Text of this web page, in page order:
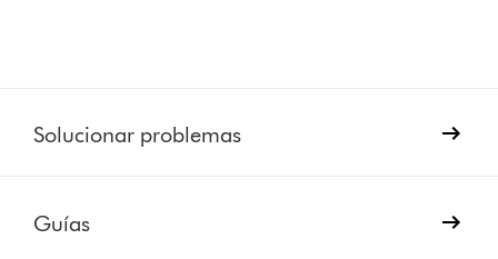
Solucionar problemas
Guías